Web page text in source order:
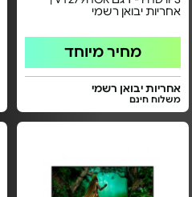
אחריות יבואן רשמי
מחיר מיוחד
אחריות יבואן רשמי
משלוח חינם